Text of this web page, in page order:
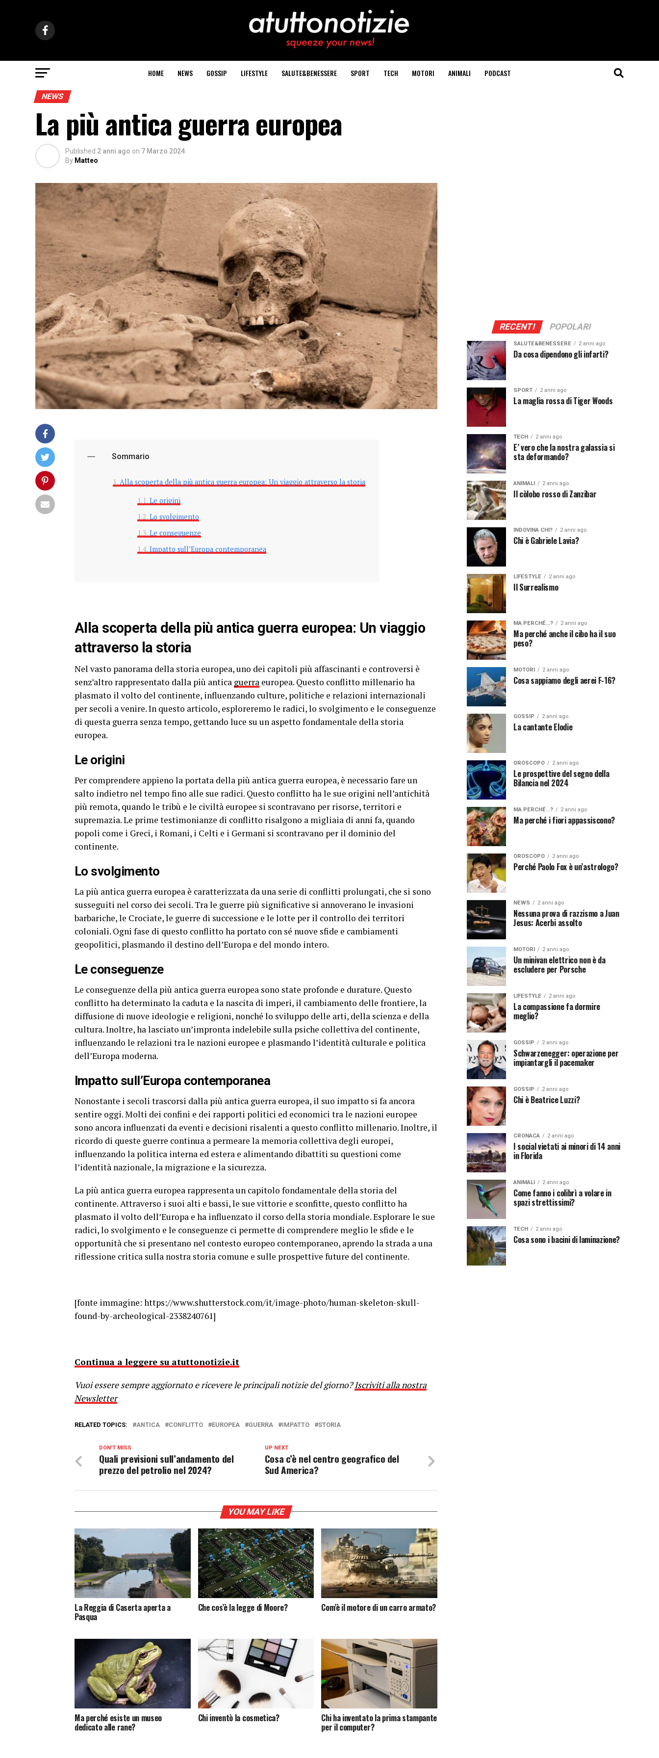
HOME NEWS GOSSIP LIFESTYLE SALUTE&BENESSERE SPORT TECH MOTORI ANIMALI PODCAST
NEWS
La più antica guerra europea
Published 2 anni ago on 7 Marzo 2024
By Matteo
Sommario
Alla scoperta della più antica guerra europea: Un viaggio attraverso la storia
Le origini
Lo svolgimento
Le conseguenze
Impatto sull’Europa contemporanea
Alla scoperta della più antica guerra europea: Un viaggio
attraverso la storia
Nel vasto panorama della storia europea, uno dei capitoli più affascinanti e controversi è
senz’altro rappresentato dalla più antica guerra europea. Questo conflitto millenario ha
plasmato il volto del continente, influenzando culture, politiche e relazioni internazionali
per secoli a venire. In questo articolo, esploreremo le radici, lo svolgimento e le conseguenze
di questa guerra senza tempo, gettando luce su un aspetto fondamentale della storia
europea.
Le origini
Per comprendere appieno la portata della più antica guerra europea, è necessario fare un
salto indietro nel tempo fino alle sue radici. Questo conflitto ha le sue origini nell’antichità
più remota, quando le tribù e le civiltà europee si scontravano per risorse, territori e
supremazia. Le prime testimonianze di conflitto risalgono a migliaia di anni fa, quando
popoli come i Greci, i Romani, i Celti e i Germani si scontravano per il dominio del
continente.
Lo svolgimento
La più antica guerra europea è caratterizzata da una serie di conflitti prolungati, che si sono
susseguiti nel corso dei secoli. Tra le guerre più significative si annoverano le invasioni
barbariche, le Crociate, le guerre di successione e le lotte per il controllo dei territori
coloniali. Ogni fase di questo conflitto ha portato con sé nuove sfide e cambiamenti
geopolitici, plasmando il destino dell’Europa e del mondo intero.
Le conseguenze
Le conseguenze della più antica guerra europea sono state profonde e durature. Questo
conflitto ha determinato la caduta e la nascita di imperi, il cambiamento delle frontiere, la
diffusione di nuove ideologie e religioni, nonché lo sviluppo delle arti, della scienza e della
cultura. Inoltre, ha lasciato un’impronta indelebile sulla psiche collettiva del continente,
influenzando le relazioni tra le nazioni europee e plasmando l’identità culturale e politica
dell’Europa moderna.
Impatto sull’Europa contemporanea
Nonostante i secoli trascorsi dalla più antica guerra europea, il suo impatto si fa ancora
sentire oggi. Molti dei confini e dei rapporti politici ed economici tra le nazioni europee
sono ancora influenzati da eventi e decisioni risalenti a questo conflitto millenario. Inoltre, il
ricordo di queste guerre continua a permeare la memoria collettiva degli europei,
influenzando la politica interna ed estera e alimentando dibattiti su questioni come
l’identità nazionale, la migrazione e la sicurezza.
La più antica guerra europea rappresenta un capitolo fondamentale della storia del
continente. Attraverso i suoi alti e bassi, le sue vittorie e sconfitte, questo conflitto ha
plasmato il volto dell’Europa e ha influenzato il corso della storia mondiale. Esplorare le sue
radici, lo svolgimento e le conseguenze ci permette di comprendere meglio le sfide e le
opportunità che si presentano nel contesto europeo contemporaneo, aprendo la strada a una
riflessione critica sulla nostra storia comune e sulle prospettive future del continente.
[fonte immagine: https://www.shutterstock.com/it/image-photo/human-skeleton-skull-
found-by-archeological-2338240761]
Continua a leggere su atuttonotizie.it
Vuoi essere sempre aggiornato e ricevere le principali notizie del giorno?Iscriviti alla nostra
Newsletter
RELATED TOPICS: ANTICA CONFLITTO EUROPEA GUERRA IMPATTO STORIA
UP NEXT
Cosa c’è nel centro geografico del
Sud America?
DON'T MISS
Quali previsioni sull’andamento del
prezzo del petrolio nel 2024?
YOU MAY LIKE
La Reggia di Caserta aperta a
Pasqua
Che cos’è la legge di Moore? Com’è il motore di un carro armato?
Ma perché esiste un museo
dedicato alle rane?
Chi inventò la cosmetica? Chi ha inventato la prima stampante
per il computer?
RECENTI POPOLARI
SALUTE&BENESSERE 2 anni ago
Da cosa dipendono gli infarti?
SPORT 2 anni ago
La maglia rossa di Tiger Woods
TECH 2 anni ago
E’ vero che la nostra galassia si
sta deformando?
ANIMALI 2 anni ago
Il còlobo rosso di Zanzibar
INDOVINA CHI? 2 anni ago
Chi è Gabriele Lavia?
LIFESTYLE 2 anni ago
Il Surrealismo
MA PERCHÉ...? 2 anni ago
Ma perché anche il cibo ha il suo
peso?
MOTORI 2 anni ago
Cosa sappiamo degli aerei F-16?
GOSSIP 2 anni ago
La cantante Elodie
OROSCOPO 2 anni ago
Le prospettive del segno della
Bilancia nel 2024
MA PERCHÉ...? 2 anni ago
Ma perché i fiori appassiscono?
OROSCOPO 2 anni ago
Perché Paolo Fox è un’astrologo?
NEWS 2 anni ago
Nessuna prova di razzismo a Juan
Jesus: Acerbi assolto
MOTORI 2 anni ago
Un minivan elettrico non è da
escludere per Porsche
LIFESTYLE 2 anni ago
La compassione fa dormire
meglio?
GOSSIP 2 anni ago
Schwarzenegger: operazione per
impiantargli il pacemaker
GOSSIP 2 anni ago
Chi è Beatrice Luzzi?
CRONACA 2 anni ago
I social vietati ai minori di 14 anni
in Florida
ANIMALI 2 anni ago
Come fanno i colibrì a volare in
spazi strettissimi?
TECH 2 anni ago
Cosa sono i bacini di laminazione?